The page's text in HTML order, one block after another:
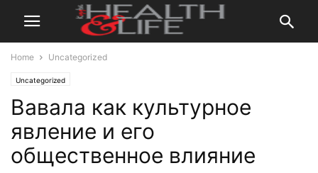
Home Uncategorized
Uncategorized
Вавала как культурное
явление и его
общественное влияние